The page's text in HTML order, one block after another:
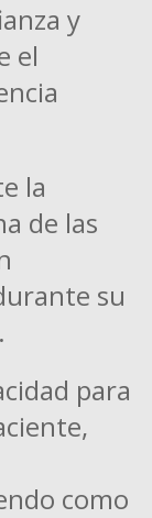
y
el
la
de las
su
para
como